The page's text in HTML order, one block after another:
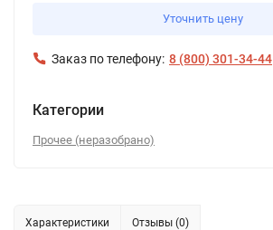
Уточнить цену
Заказ по телефону: 8 (800) 301-34-44
Категории
Прочее (неразобрано)
Характеристики Отзывы (0)